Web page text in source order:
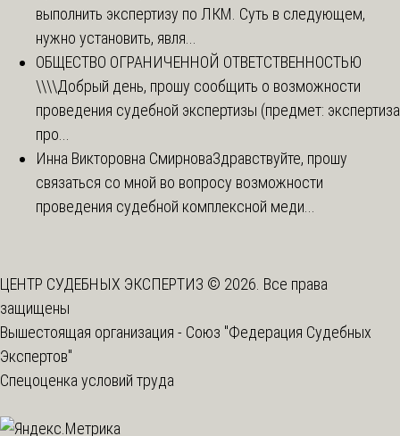
выполнить экспертизу по ЛКМ. Суть в следующем,
нужно установить, явля...
ОБЩЕСТВО ОГРАНИЧЕННОЙ ОТВЕТСТВЕННОСТЬЮ
\\\\Добрый день, прошу сообщить о возможности
проведения судебной экспертизы (предмет: экспертиза
про...
Инна Викторовна СмирноваЗдравствуйте, прошу
связаться со мной во вопросу возможности
проведения судебной комплексной меди...
ЦЕНТР СУДЕБНЫХ ЭКСПЕРТИЗ © 2026. Все права
защищены
Вышестоящая организация - Союз "Федерация Судебных
Экспертов"
Спецоценка условий труда